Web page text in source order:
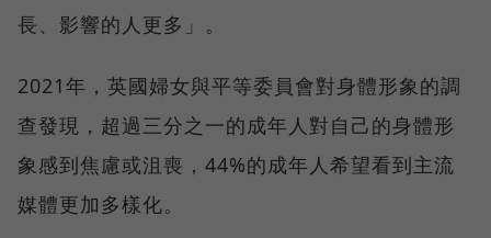
長、影響的人更多」。
2021年，英國婦女與平等委員會對身體形象的調
查發現，超過三分之一的成年人對自己的身體形
象感到焦慮或沮喪，44%的成年人希望看到主流
媒體更加多樣化。